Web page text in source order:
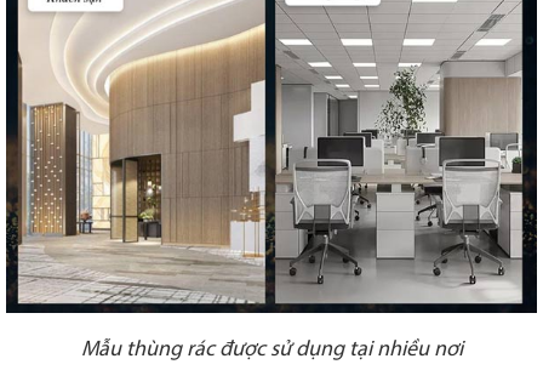
Mẫu thùng rác được sử dụng tại nhiều nơi